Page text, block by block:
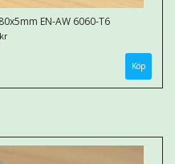
EN-AW 6060-T6
Köp